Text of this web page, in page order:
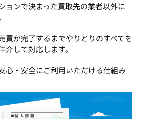
ョンで決まった買取先の業者以外に
買が完了するまでやりとりのすべてを
介して対応します。
心・安全にご利用いただける仕組み